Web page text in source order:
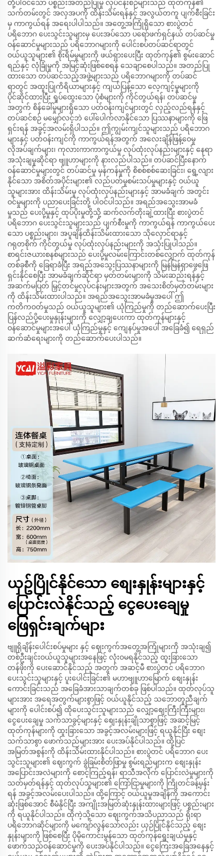
တို့ပါဝင်သော ပစ္စည်းအတည်ပြုမှု လုပ်ငန်းစဉ်များသည် ထုတ်ကုန်၏
သက်တမ်းတွင် အလှအပကို ထိန်းသိမ်းရန်နှင့် အလွယ်တကူ ပျက်စီးခြင်း
မှ ကာကွယ်ရန် အရေးပါပါသည်။ အတွေ့အကြုံရှိသော စားပွဲတင်
ပရိဘောဂ ပေးသွင်းသူများမှ ပေးအပ်သော ပရော်ဖက်ရှင်နယ် တပ်ဆင်မှု
ဝန်ဆောင်မှုများသည် ပရိဘောဂများကို ပေါင်းစပ်တပ်ဆင်ရာတွင်
ဝယ်ယူသူများ၏ စိုးရိမ်မှုများကို ဖယ်ရှားပေးပြီး ထုတ်ကုန်၏ စွမ်းဆောင်
ရည်နှင့် လုံခြုံမှုကို အမြင့်ဆုံးဖြစ်စေရန် သေချာစေပါသည်။ အတည်ပြု
ထားသော တပ်ဆင်သည့်အဖွဲ့များသည် ပရိဘောဂများကို တပ်ဆင်
ရာတွင် အထူးပြုကိရိယာများနှင့် ကျယ်ပြန့်သော လေ့ကျင့်မှုများကို
ပိုင်ဆိုင်ထားပြီး ရှုပ်ထွေးသော ပုံစံများကို ကိုင်တွယ်ရန်၊ တပ်ဆင်မှု
အတွက် စိန်ခေါ်မှုများရှိသော ပတ်ဝန်းကျင်များတွင် လှည့်လည်ရန်နှင့်
တပ်ဆင်စဉ် မမျှော်လင့်ဘဲ ပေါ်ပေါက်လာနိုင်သော ပြဿနာများကို ဖြေ
ရှင်းရန် အခွင့်အလမ်းရှိပါသည်။ ဤကျွမ်းကျင်သူများသည် ပရိဘောဂ
များနှင့် ပတ်ဝန်းကျင်ကို ကာကွယ်ရန်အတွက် အလေးချိန်ဖြန့်ဝေမှု
လိုအပ်ချက်များ၊ ကုလားကာကာကွယ်မှု လုပ်ထုံးလုပ်နည်းများနှင့် နေရာ
အသုံးချမှုဆိုင်ရာ ဗျူဟာများကို နားလည်ပါသည်။ တပ်ဆင်ပြီးနောက်
ဝန်ဆောင်မှုများတွင် တပ်ဆင်မှု မှန်ကန်မှုကို စိစစ်စစ်ဆေးခြင်း၊ ရွေ့လျား
နိုင်သော အစိတ်အပိုင်းများ၏ လည်ပတ်မှုစမ်းသပ်မှုများနှင့် ဝယ်ယူ
သူများအား ထိန်းသိမ်းမှု လုပ်ထုံးလုပ်နည်းများနှင့် အာမခံချက် အတွင်း
ဝင်မှုများကို ပညာပေးခြင်းတို့ ပါဝင်ပါသည်။ အရည်အသွေးအာမခံ
မှုသည် ပေးပို့မှုနှင့် ထုပ်ပိုးမှုတို့သို့ ဆက်လက်တိုးချဲ့ထားပြီး စားပွဲတင်
ပရိဘောဂ ပေးသွင်းသူများသည် ပျက်စီးမှုကို ကာကွယ်ရန် ကာကွယ်ပေး
သော ပစ္စည်းများ၊ အပူချိန်ထိန်းသိမ်းထားသော သိုလှောင်ရာနှင့်
ဂရုတစိုက် ကိုင်တွယ်မှု လုပ်ထုံးလုပ်နည်းများကို အသုံးပြုပါသည်။
စာရင်းဇယားစနစ်များသည် ပေးပို့မှုလမ်းကြောင်းတစ်လျှောက် ထုတ်ကုန်
တစ်ခုစီကို ခြေရာခံပြီး အရည်အသွေးပြဿနာများကို မြန်မြန်ရှာဖွေဖြေ
ရှင်းနိုင်စေပြီး အာမခံချက်ဆိုင်ရာ မှတ်တမ်းများကို သိမ်းဆည်းရန်နှင့်
အဆက်မပြတ် မြှင့်တင်မှုလုပ်ငန်းများအတွက် အသေးစိတ်မှတ်တမ်းများ
ကို ထိန်းသိမ်းထားပါသည်။ အရည်အသွေးအာမခံမှုအပေါ် ဤ
ကတိကဝတ်မှုသည် ဝယ်ယူသူများ၏ ယုံကြည်မှုကို တည်ဆောက်ပေးပြီး
ပြန်လည်ပို့ပေးမှုနှုန်းများကို လျှော့ချပေးကာ ထုတ်ကုန်များနှင့်
ဝန်ဆောင်မှုများအပေါ် ယုံကြည်မှုနှင့် ကျေနပ်မှုအပေါ် အခြေခံ၍ ရေရှည်
ဆက်ဆံရေးများကို တည်ဆောက်ပေးပါသည်။
ယှဥ်ပြိုင်နိုင်သော စျေးနှုန်းများနှင့်
ပြောင်းလဲနိုင်သည့် ငွေပေးချေမှု
ဖြေရှင်းချက်များ
ဗျူရိုချိန်းပေါင်းစပ်မှုများ နှင့် ဈေးကွက်အတွေ့အကြုံများကို အသုံးချ၍
တစ်ဦးချင်းဝယ်ယူသူများအနေဖြင့် လုံးဝမရနိုင်သည့် ထူးခြားသော
တန်ဖိုးကို ပေးဆောင်နိုင်သည့် အတွက် အဆင့်မီ စားပွဲတင် ပရိဘောဂ
ပေးသွင်းသူများနှင့် ပူးပေါင်းခြင်း၏ မဟာဗျူဟာမြောက် စျေးနှုန်း
ကောင်းခြင်းသည် အခြေခံအားသာချက်တစ်ခု ဖြစ်ပါသည်။ ထုတ်လုပ်သူ
များအား အရေအတွက်များစွာဖြင့် ဝယ်ယူနိုင်သည့် သဘောတူညီချက်
များကို ပေါင်းစပ်၍ ထိုပေးသွင်းသူများသည် လျှော့စျေးကြီးကြီးများ၊
ငွေပေးချေမှု သက်သာခွင့်များနှင့် စျေးနှုန်းချိုသာစွာဖြင့် အဆင့်မြင့်
ထုတ်ကုန်များကို ထူးခြားသော အခွင့်အလမ်းများဖြင့် ရယူနိုင်ပြီး စျေး
သက်သာစွာ ဖောက်သည်များအား ပေးအပ်နိုင်ပါသည်။ ထို့ပြင်
အမြတ်အစွန်းကို ထိန်းသိမ်းထားနိုင်ပါသည်။ စားပွဲတင် ပရိဘောဂ ပေး
သွင်းသူများ၏ ဈေးကွက် ခွဲခြမ်းစိတ်ဖြာမှု စွမ်းရည်များက စျေးနှုန်း
အပြောင်းအလဲများကို စောင့်ကြည့်ရန်၊ ရာသီအလိုက် ပြောင်းလဲမှုများကို
သတ်မှတ်ရန်နှင့် ထုတ်လုပ်သူများ၏ ကြော်ငြာမှုများကို ကြိုတင်ခန့်မှန်း
ရန် အခွင့်အလမ်းပေးပါသည်။ ထို့ကြောင့် ဝယ်ယူမှုအချိန်ကို အကောင်း
ဆုံးဖြစ်အောင် စီမံနိုင်ပြီး အကျိုးအမြတ်ဆုံးနှုန်းထားများဖြင့် ပစ္စည်းများ
ကို ရယူနိုင်ပါသည်။ ထိုကဲ့သို့သော ဈေးကွက်အသိပညာသည် ရိုးရာ
ပရိဘောဂဆိုင်များကို မကျော်လွန်သော်လည်း ယှဉ်ပြိုင်နိုင်သည့် စျေး
နှုန်းများကို ဖြစ်စေပြီး ပိုမိုကောင်းမွန်သော ထုတ်ကုန်ရွေးချယ်မှုနှင့်
ဖောက်သည်ဝန်ဆောင်မှုကို ပေးအပ်နိုင်ပါသည်။ ငွေကြေးအခြေအနေနှင့်